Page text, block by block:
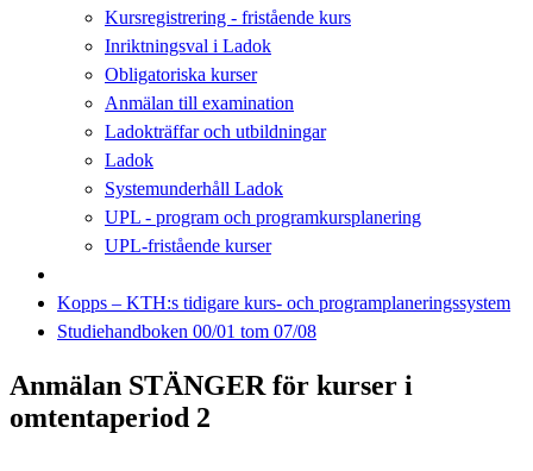
Kursregistrering - fristående kurs
Inriktningsval i Ladok
Obligatoriska kurser
Anmälan till examination
Ladokträffar och utbildningar
Ladok
Systemunderhåll Ladok
UPL - program och programkursplanering
UPL-fristående kurser
Kopps – KTH:s tidigare kurs- och programplaneringssystem
Studiehandboken 00/01 tom 07/08
Anmälan STÄNGER för kurser i
omtentaperiod 2